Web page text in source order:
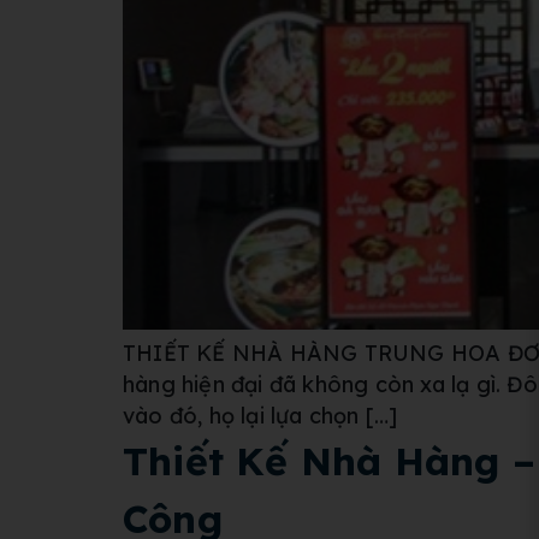
THIẾT KẾ NHÀ HÀNG TRUNG HOA
hàng hiện đại đã không còn xa lạ gì.
vào đó, họ lại lựa chọn […]
Thiết Kế Nhà Hàng
Công